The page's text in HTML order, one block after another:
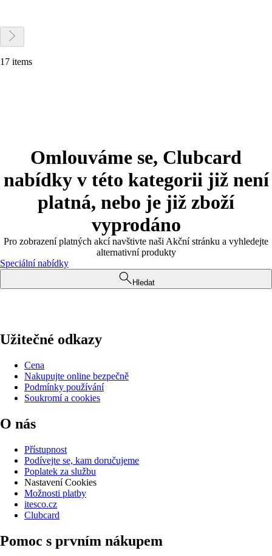
17 items
Omlouváme se, Clubcard
nabídky v této kategorii již není
platná, nebo je již zboží
vyprodáno
Pro zobrazení platných akcí navštivte naši Akční stránku a vyhledejte
alternativní produkty
Speciální nabídky
Hledat
Užitečné odkazy
Cena
Nakupujte online bezpečně
Podmínky používání
Soukromí a cookies
O nás
Přístupnost
Podívejte se, kam doručujeme
Poplatek za službu
Nastavení Cookies
Možnosti platby
itesco.cz
Clubcard
Pomoc s prvním nákupem